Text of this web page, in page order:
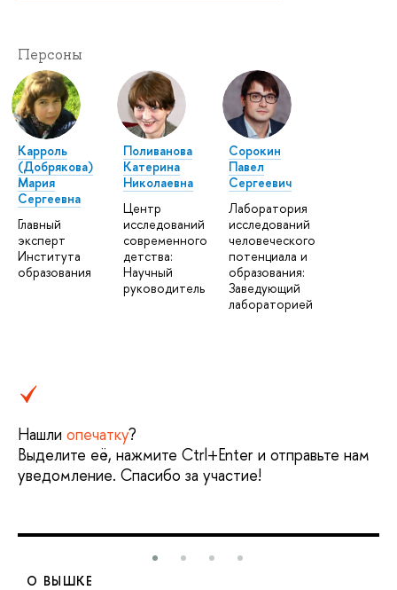
Персоны
Карроль
(Добрякова)
Мария
Сергеевна
Главный
эксперт
Института
образования
Поливанова
Катерина
Николаевна
Центр
исследований
современного
детства:
Научный
руководитель
Сорокин
Павел
Сергеевич
Лаборатория
исследований
человеческого
потенциала и
образования:
Заведующий
лабораторией
Нашли опечатку?
Выделите её, нажмите Ctrl+Enter и отправьте нам
уведомление. Спасибо за участие!
О ВЫШКЕ